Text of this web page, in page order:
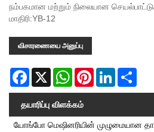
நம்பகமான மற்றும் நிலையான
மாதிரி:YB-12
விசாரணையை அனுப்பு
Facebook
X WhatsAppPinterestLinkedIn
தயாரிப்பு விளக்கம்
யோங்போ மெஷினரியின் முழுமையான